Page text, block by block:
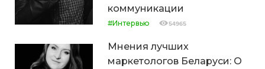
коммуникации
#Интервью 54965
Мнения лучших
маркетологов Беларуси: О